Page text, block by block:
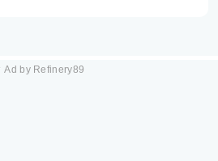
Ad by Refinery89